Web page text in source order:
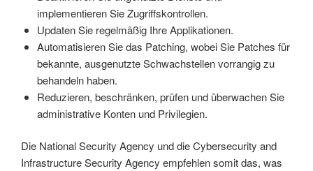
implementieren Sie Zugriffskontrollen.
Updaten Sie regelmäßig Ihre Applikationen.
Automatisieren Sie das Patching, wobei Sie Patches für
bekannte, ausgenutzte Schwachstellen vorrangig zu
behandeln haben.
Reduzieren, beschränken, prüfen und überwachen Sie
administrative Konten und Privilegien.
Die National Security Agency und die Cybersecurity and
Infrastructure Security Agency empfehlen somit das, was